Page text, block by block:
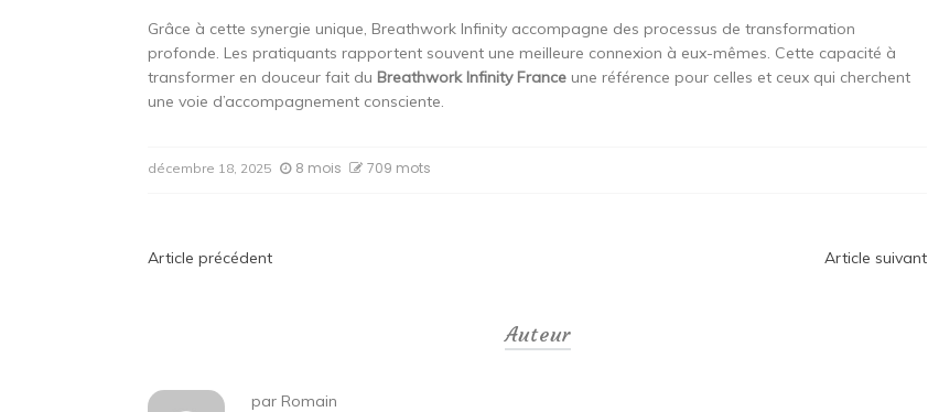
Grâce à cette synergie unique, Breathwork Infinity accompagne des processus de transformation
profonde. Les pratiquants rapportent souvent une meilleure connexion à eux-mêmes. Cette capacité à
transformer en douceur fait du Breathwork Infinity France une référence pour celles et ceux qui cherchent
une voie d’accompagnement consciente.
décembre 18, 2025 8 mois 709 mots
Navigation
Article précédent Article suivant
Auteur
par Romain